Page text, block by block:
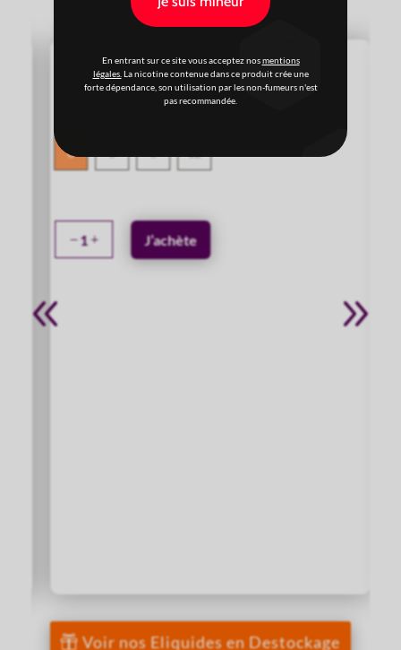
Vape
Voir nos Eliquides en Destockage
En entrant sur ce site vous acceptez nosmentions
légales.La nicotine contenue dans ce produit crée une
forte dépendance, son utilisation par les non-fumeurs n'est
pas recommandée.